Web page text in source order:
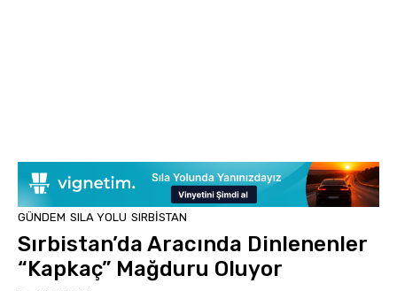
GÜNDEM SILA YOLU SIRBISTAN
Sırbistan’da Aracında Dinlenenler
“Kapkaç” Mağduru Oluyor